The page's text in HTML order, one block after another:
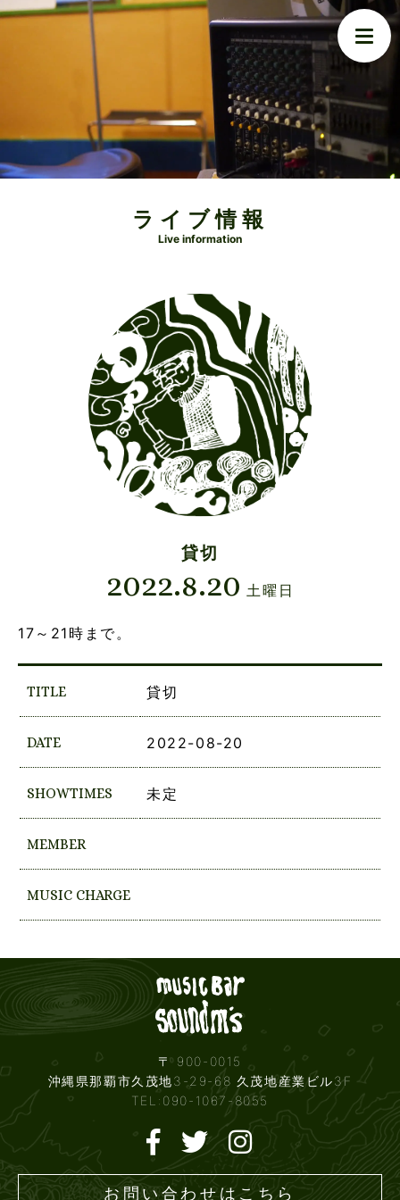
ライブ情報
Live information
貸切
2022.8.20 土曜日
17～21時まで。
TITLE 貸切
DATE 2022-08-20
SHOWTIMES 未定
MEMBER
MUSIC CHARGE
〒 900-0015
沖縄県那覇市久茂地3-29-68 久茂地産業ビル3F
TEL:090-1067-8055
お問い合わせはこちら